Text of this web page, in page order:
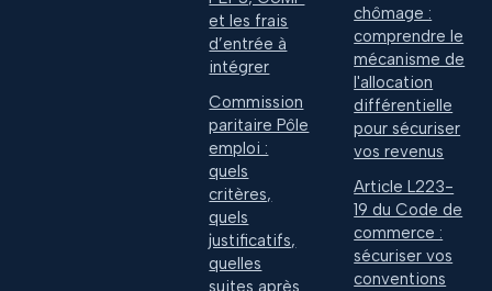
et les frais
d’entrée à
intégrer
Commission
paritaire Pôle
emploi :
quels
critères,
quels
justificatifs,
quelles
suites après
chômage :
comprendre le
mécanisme de
l'allocation
différentielle
pour sécuriser
vos revenus
Article L223-
19 du Code de
commerce :
sécuriser vos
conventions